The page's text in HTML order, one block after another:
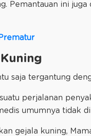
Pemantauan ini
saja tergantung
perjalanan
umumnya tidak
gejala kuning,